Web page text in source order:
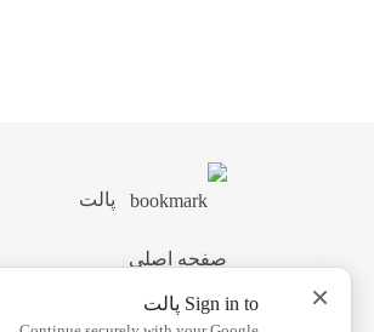
پالت
صفحه اصلی
اشتراک ویژه
× Sign in to پالت